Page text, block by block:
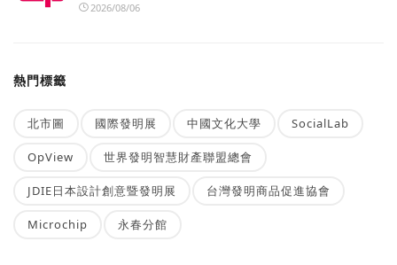
2026/08/06
熱門標籤
北市圖 國際發明展 中國文化大學 SocialLab
OpView 世界發明智慧財產聯盟總會
JDIE日本設計創意暨發明展 台灣發明商品促進協會
Microchip 永春分館